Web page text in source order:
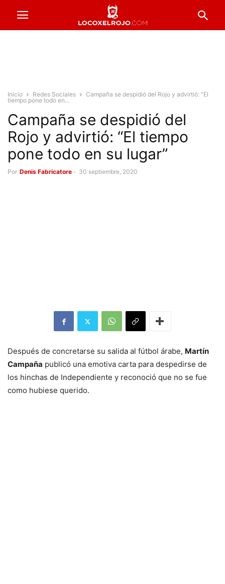
Inicio Redes Sociales
Campaña se despidió del Rojo y advirtió: “El
tiempo pone todo en...
Campaña se despidió del
Rojo y advirtió: “El tiempo
pone todo en su lugar”
Por Denis Fabricatore - 30 septiembre, 2020
Después de concretarse su salida al fútbol árabe, Martín
Campaña publicó una emotiva carta para despedirse de
los hinchas de Independiente y reconoció que no se fue
como hubiese querido.